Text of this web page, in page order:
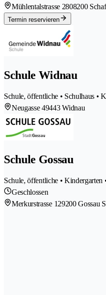
Mühlentalstrasse 2808200
Termin reservieren
Schule Widnau
Schule, öffentliche • Schulhaus •
Neugasse 49443 Widnau
Schule Gossau
Schule, öffentliche • Kindergarten
Geschlossen
Merkurstrasse 129200 Gossau